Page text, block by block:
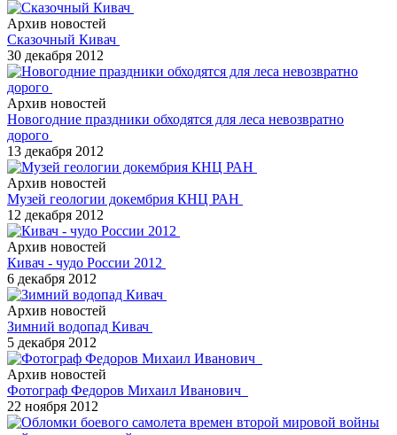
Архив новостей
Сказочный Кивач
30 декабря 2012
Архив новостей
Новогодние праздники обходятся для леса невозвратно
дорого
13 декабря 2012
Архив новостей
Музей геологии докембрия КНЦ РАН
12 декабря 2012
Архив новостей
Кивач - чудо России 2012
6 декабря 2012
Архив новостей
Зимний водопад Кивач
5 декабря 2012
Архив новостей
Фотограф Федоров Михаил Иванович
22 ноября 2012